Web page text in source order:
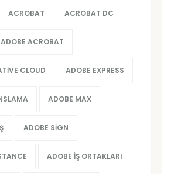
ACROBAT ACROBAT DC
ADOBE ACROBAT
CLOUD ADOBE EXPRESS
ADOBE MAX
ADOBE SIGN
ADOBE İŞ ORTAKLARI